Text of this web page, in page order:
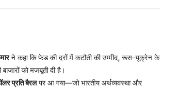
ने कहा कि फेड की दरों में कटौती की उम्मीद, रूस-यूक्रेन के
को मजबूती दी है।
प्रति बैरलपर आ गया—जो भारतीय अर्थव्यवस्था और